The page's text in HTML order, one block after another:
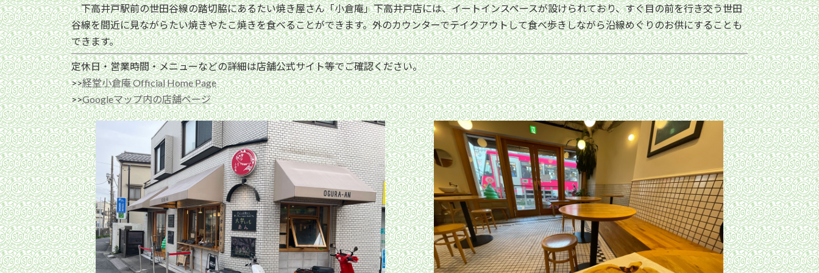
下高井戸駅前の世田谷線の踏切脇にあるたい焼き屋さん「小倉庵」下高井戸店には、イートインスペースが設けられており、すぐ目の前を行き交う世田
谷線を間近に見ながらたい焼きやたこ焼きを食べることができます。外のカウンターでテイクアウトして食べ歩きしながら沿線めぐりのお供にすることも
できます。
定休日・営業時間・メニューなどの詳細は店舗公式サイト等でご確認ください。
>>経堂小倉庵 Official Home Page
>>Googleマップ内の店舗ページ